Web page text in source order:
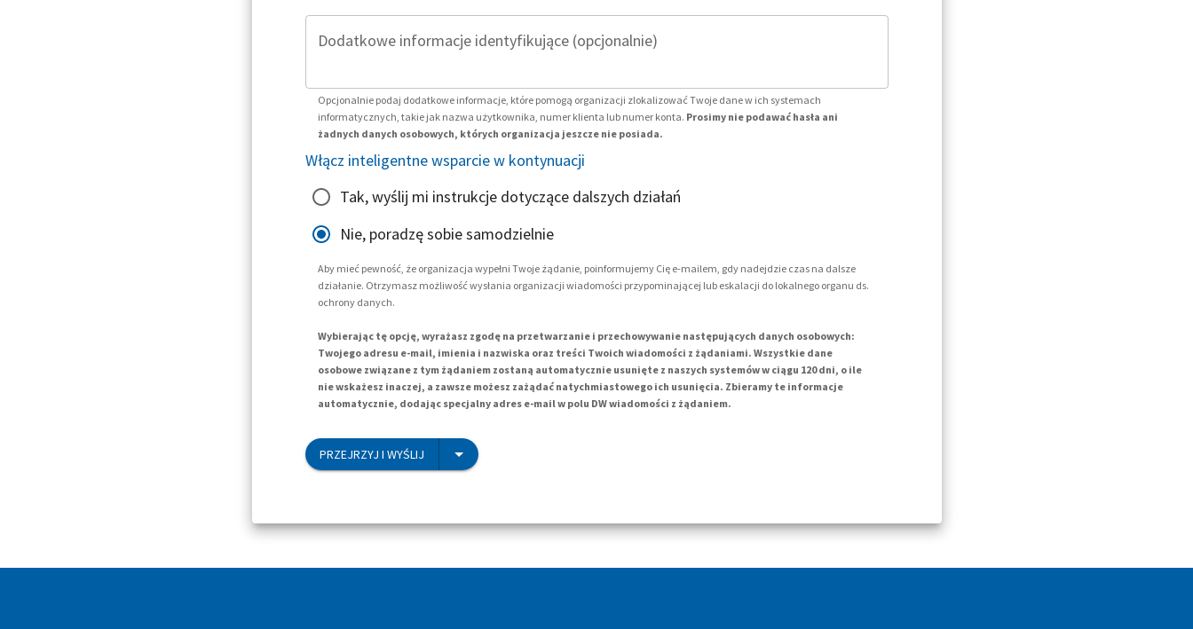
Dodatkowe informacje identyfikujące (opcjonalnie)
Opcjonalnie podaj dodatkowe informacje, które pomogą organizacji zlokalizować Twoje dane w ich systemach
informatycznych, takie jak nazwa użytkownika, numer klienta lub numer konta. Prosimy nie podawać hasła ani
żadnych danych osobowych, których organizacja jeszcze nie posiada.
Włącz inteligentne wsparcie w kontynuacji
Tak, wyślij mi instrukcje dotyczące dalszych działań
Nie, poradzę sobie samodzielnie
Aby mieć pewność, że organizacja wypełni Twoje żądanie, poinformujemy Cię e-mailem, gdy nadejdzie czas na dalsze
działanie. Otrzymasz możliwość wysłania organizacji wiadomości przypominającej lub eskalacji do lokalnego organu ds.
ochrony danych.
Wybierając tę opcję, wyrażasz zgodę na przetwarzanie i przechowywanie następujących danych osobowych:
Twojego adresu e-mail, imienia i nazwiska oraz treści Twoich wiadomości z żądaniami. Wszystkie dane
osobowe związane z tym żądaniem zostaną automatycznie usunięte z naszych systemów w ciągu 120 dni, o ile
nie wskażesz inaczej, a zawsze możesz zażądać natychmiastowego ich usunięcia. Zbieramy te informacje
automatycznie, dodając specjalny adres e-mail w polu DW wiadomości z żądaniem.
PRZEJRZYJ I WYŚLIJ